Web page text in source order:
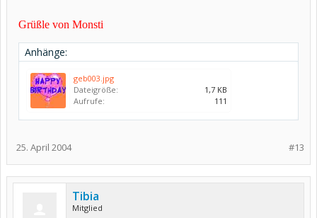
Grüßle von Monsti
Anhänge:
geb003.jpg
Dateigröße:
1,7 KB
Aufrufe:
111
#13
25. April 2004
Tibia
Mitglied